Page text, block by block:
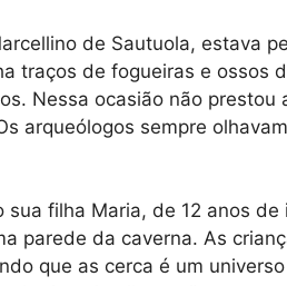
de Sautuola, estava
traços de fogueiras e ossos
Nessa ocasião não prestou
arqueólogos sempre
filha Maria, de 12 anos de
parede da caverna. As
que as cerca é um